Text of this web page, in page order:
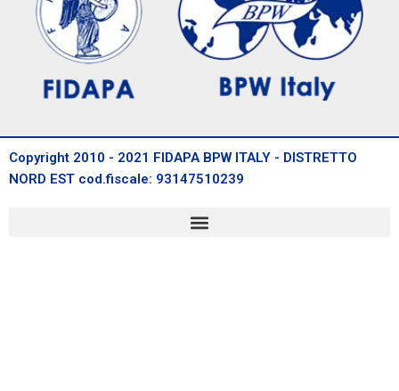
Copyright 2010 - 2021 FIDAPA BPW ITALY - DISTRETTO
NORD EST cod.fiscale: 93147510239